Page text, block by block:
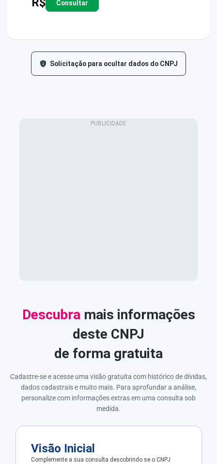
Consultar
Solicitação para ocultar dados do CNPJ
Descubramais informações
deste CNPJ
de forma gratuita
Cadastre-se e acesse uma visão gratuita com histórico de dívidas,
dados cadastrais e muito mais. Para aprofundar a análise,
personalize com informações extras em uma consulta sob
medida.
Visão Inicial
Complemente a sua consulta descobrindo se o CNPJ